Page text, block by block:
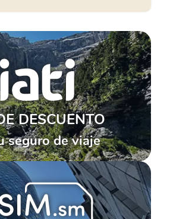
DESCUENTO
seguro de viaje